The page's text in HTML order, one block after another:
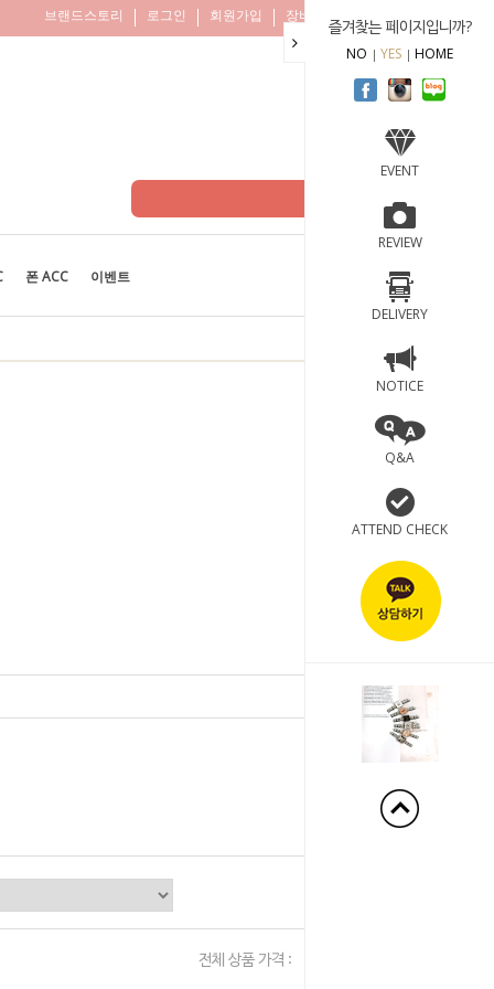
즐겨찾는 페이지입니까?
NO YES HOME
EVENT
REVIEW
DELIVERY
NOTICE
Q&A
ATTEND CHECK
브랜드스토리 로그인 회원가입 장바구니
폰 ACC 이벤트
전체 상품 가격 :